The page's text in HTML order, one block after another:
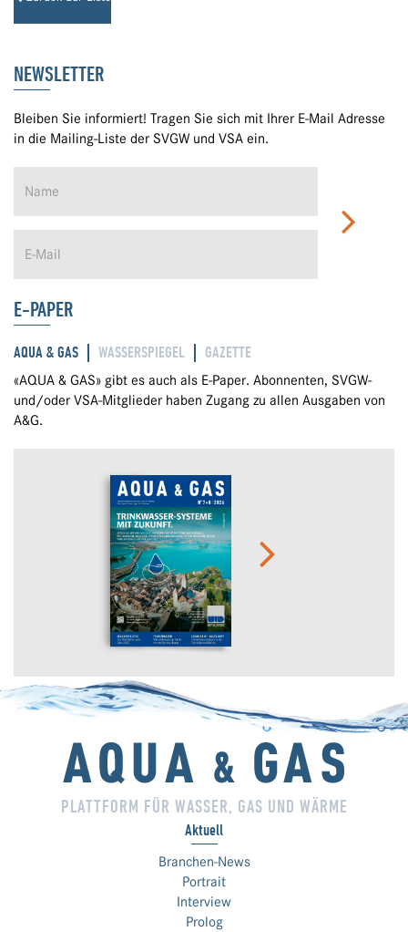
NEWSLETTER
Bleiben Sie informiert! Tragen Sie sich mit Ihrer E-Mail Adresse
in die Mailing-Liste der SVGW und VSA ein.
E-PAPER
AQUA & GAS WASSERSPIEGEL GAZETTE
«AQUA & GAS» gibt es auch als E-Paper. Abonnenten, SVGW-
und/oder VSA-Mitglieder haben Zugang zu allen Ausgaben von
A&G.
PLATTFORM FÜR WASSER, GAS UND WÄRME
Aktuell
Branchen-News
Portrait
Interview
Prolog